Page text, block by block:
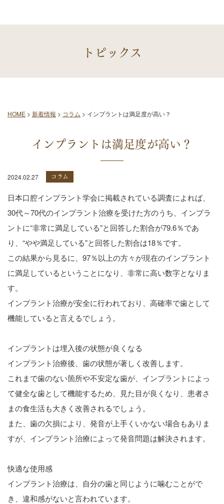
トピックス
HOME > 新着情報 > コラム > インプラントは満足度が高い？
インプラントは満足度が高い？
2024.02.27 コラム
日本口腔インプラント学会に掲載されている調査によれば、
30代～70代のインプラント治療を受けた方のうち、インプラ
ントに“非常に満足している”と回答した割合が79.6％であ
り、“やや満足している”と回答した割合は18％です。
この結果から見るに、97％以上の方々が現在のインプラント
に満足しているということになり、非常に高い数字となりま
す。
インプラント治療が安全に行われており、高確率で歯として
機能していると言えるでしょう。
インプラントは埋入後の状態が良くなる
インプラント治療後、歯の状態が著しく改善します。
これまで歯のない箇所や不安定な歯が、インプラントによっ
て健全な歯として機能するため、見た目が良くなり、患者さ
まの食生活も大きく改善されるでしょう。
また、歯の欠損により、発音が上手くいかない場合もありま
すが、インプラント治療によって発音問題は解決されます。
快適な使用感
インプラント治療は、自分の歯と同じように噛むことがで
き、違和感がないと言われています。